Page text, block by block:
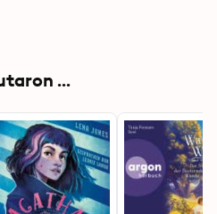
werden Wilhelm Hauffs
Musik von Antonio
in einem abgelegenen
um ihre Begleiter zu
Gold zurückzuholen.
...